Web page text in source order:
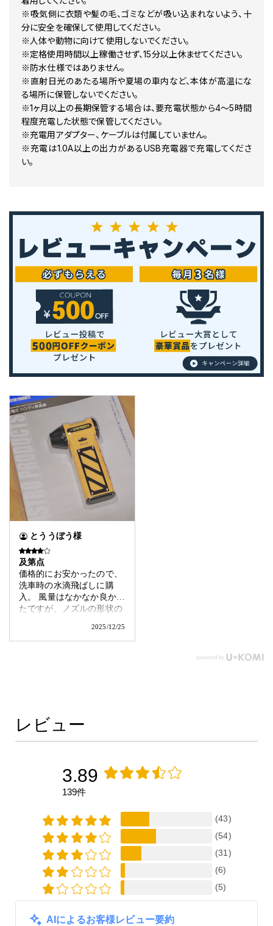
※吸気側に衣類や髪の毛、ゴミなどが吸い込まれないよう、十
分に安全を確保して使用してください。
※人体や動物に向けて使用しないでください。
※定格使用時間以上稼働させず、15分以上休ませてください。
※防水仕様ではありません。
※直射日光のあたる場所や夏場の車内など、本体が高温にな
る場所に保管しないでください。
※1ヶ月以上の長期保管する場合は、要充電状態から4～5時間
程度充電した状態で保管してください。
※充電用アダプター、ケーブルは付属していません。
※充電は1.0A以上の出力があるUSB充電器で充電してくださ
い。
とううぼう様
及第点
価格的にお安かったので、
洗車時の水滴飛ばしに購
入。 風量はなかなか良かっ
たですが、ノズルの形状の
水滴が思うように飛んでく
れないので、一気にブワー
2025/12/25
レビュー
3.89
139件
(43)
(54)
(31)
(6)
(5)
AIによるお客様レビュー要約